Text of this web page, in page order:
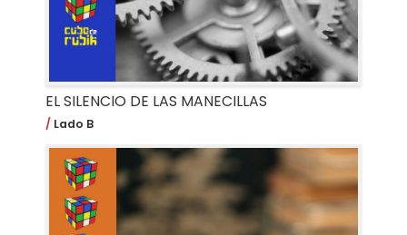
EL SILENCIO DE LAS MANECILLAS
Lado B